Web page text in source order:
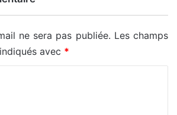
ne sera pas publiée. Les champs
avec *